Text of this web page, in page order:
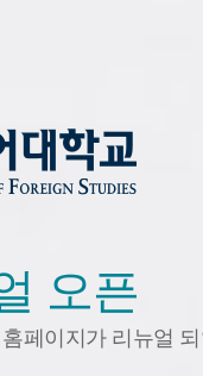
오픈
홈페이지가 리뉴얼